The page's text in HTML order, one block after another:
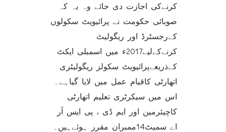
کرنےکی اجازت دی جائے وہ یہ کہ
صوبائی حکومت نے پرائیویٹ سکولوں
کےرجسٹرڈ اور ریگولیٹ
کرنےکےلیے2017ء میں اسمبلی ایکٹ
کےذریعےپرائیویٹ سکولز ریگولیٹری
اتھارٹی کاقیام عمل میں لایا گیاہے۔
اس میں سیکرٹری تعلیم اتھارٹی
کاچیئرمین اور ایم ڈی ، پی ایس آر
اے سمیٹ14ممبران مقرر ہوئےہیں۔